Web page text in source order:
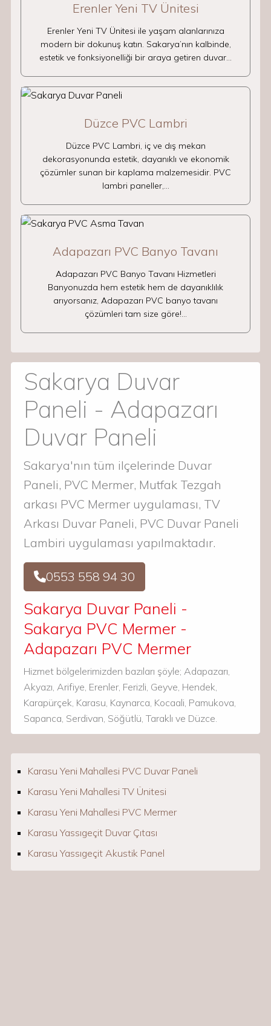
Erenler Yeni TV Ünitesi
Erenler Yeni TV Ünitesi ile yaşam alanlarınıza
modern bir dokunuş katın. Sakarya’nın kalbinde,
estetik ve fonksiyonelliği bir araya getiren duvar…
Düzce PVC Lambri
Düzce PVC Lambri, iç ve dış mekan
dekorasyonunda estetik, dayanıklı ve ekonomik
çözümler sunan bir kaplama malzemesidir. PVC
lambri paneller,…
Adapazarı PVC Banyo Tavanı
Adapazarı PVC Banyo Tavanı Hizmetleri
Banyonuzda hem estetik hem de dayanıklılık
arıyorsanız, Adapazarı PVC banyo tavanı
çözümleri tam size göre!…
Sakarya Duvar
Paneli - Adapazarı
Duvar Paneli
Sakarya'nın tüm ilçelerinde Duvar
Paneli, PVC Mermer, Mutfak Tezgah
arkası PVC Mermer uygulaması, TV
Arkası Duvar Paneli, PVC Duvar Paneli
Lambiri uygulaması yapılmaktadır.
0553 558 94 30
Sakarya Duvar Paneli -
Sakarya PVC Mermer -
Adapazarı PVC Mermer
Hizmet bölgelerimizden bazıları şöyle; Adapazarı,
Akyazı, Arifiye, Erenler, Ferizli, Geyve, Hendek,
Karapürçek, Karasu, Kaynarca, Kocaali, Pamukova,
Sapanca, Serdivan, Söğütlü, Taraklı ve Düzce.
Karasu Yeni Mahallesi PVC Duvar Paneli
Karasu Yeni Mahallesi TV Ünitesi
Karasu Yeni Mahallesi PVC Mermer
Karasu Yassıgeçit Duvar Çıtası
Karasu Yassıgeçit Akustik Panel